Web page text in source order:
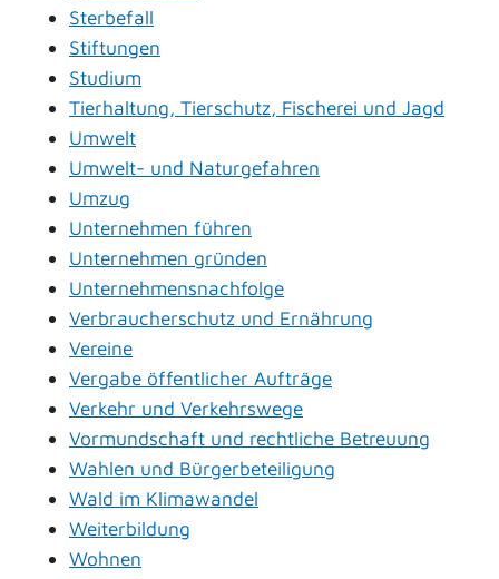
Sterbefall
Stiftungen
Studium
Tierhaltung, Tierschutz, Fischerei und Jagd
Umwelt
Umwelt- und Naturgefahren
Umzug
Unternehmen führen
Unternehmen gründen
Unternehmensnachfolge
Verbraucherschutz und Ernährung
Vereine
Vergabe öffentlicher Aufträge
Verkehr und Verkehrswege
Vormundschaft und rechtliche Betreuung
Wahlen und Bürgerbeteiligung
Wald im Klimawandel
Weiterbildung
Wohnen